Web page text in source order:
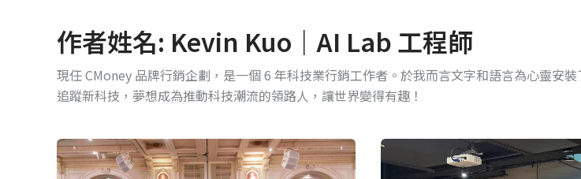
作者姓名: Kevin Kuo｜AI Lab 工程師
現任 CMoney 品牌行銷企劃，是一個 6 年科技業行銷工作者。於我而言文字和語言為心靈安
追蹤新科技，夢想成為推動科技潮流的領路人，讓世界變得有趣！
一
場
Talk+